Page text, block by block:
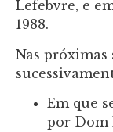
Lefebvre, e
1988.
Nas próximas
Em que
por Dom